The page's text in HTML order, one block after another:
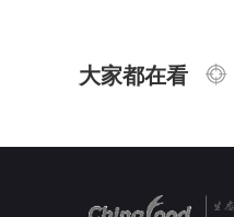
大家都在看